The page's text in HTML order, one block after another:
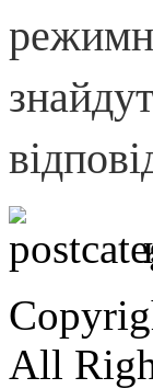
All